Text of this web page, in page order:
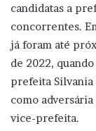
candidatas a
concorrentes.
já foram até
de 2022,
prefeita Silvania
como
vice-prefeita.